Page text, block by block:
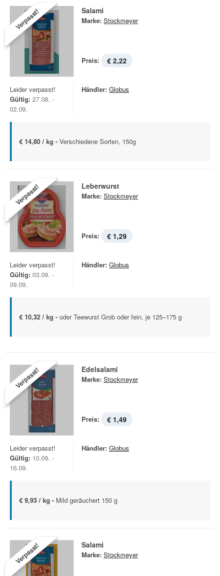
Verpasst! Salami
Marke: Stockmeyer
Preis: € 2,22
Leider verpasst!
Gültig: 27.08. -
02.09.
Händler: Globus
€ 14,80 / kg - Verschiedene Sorten, 150g
Verpasst! Leberwurst
Marke: Stockmeyer
Preis: € 1,29
Leider verpasst!
Gültig: 03.09. -
09.09.
Händler: Globus
€ 10,32 / kg - oder Teewurst Grob oder fein, je 125–175 g
Verpasst! Edelsalami
Marke: Stockmeyer
Preis: € 1,49
Leider verpasst!
Gültig: 10.09. -
16.09.
Händler: Globus
€ 9,93 / kg - Mild geräuchert 150 g
Verpasst! Salami
Marke: Stockmeyer